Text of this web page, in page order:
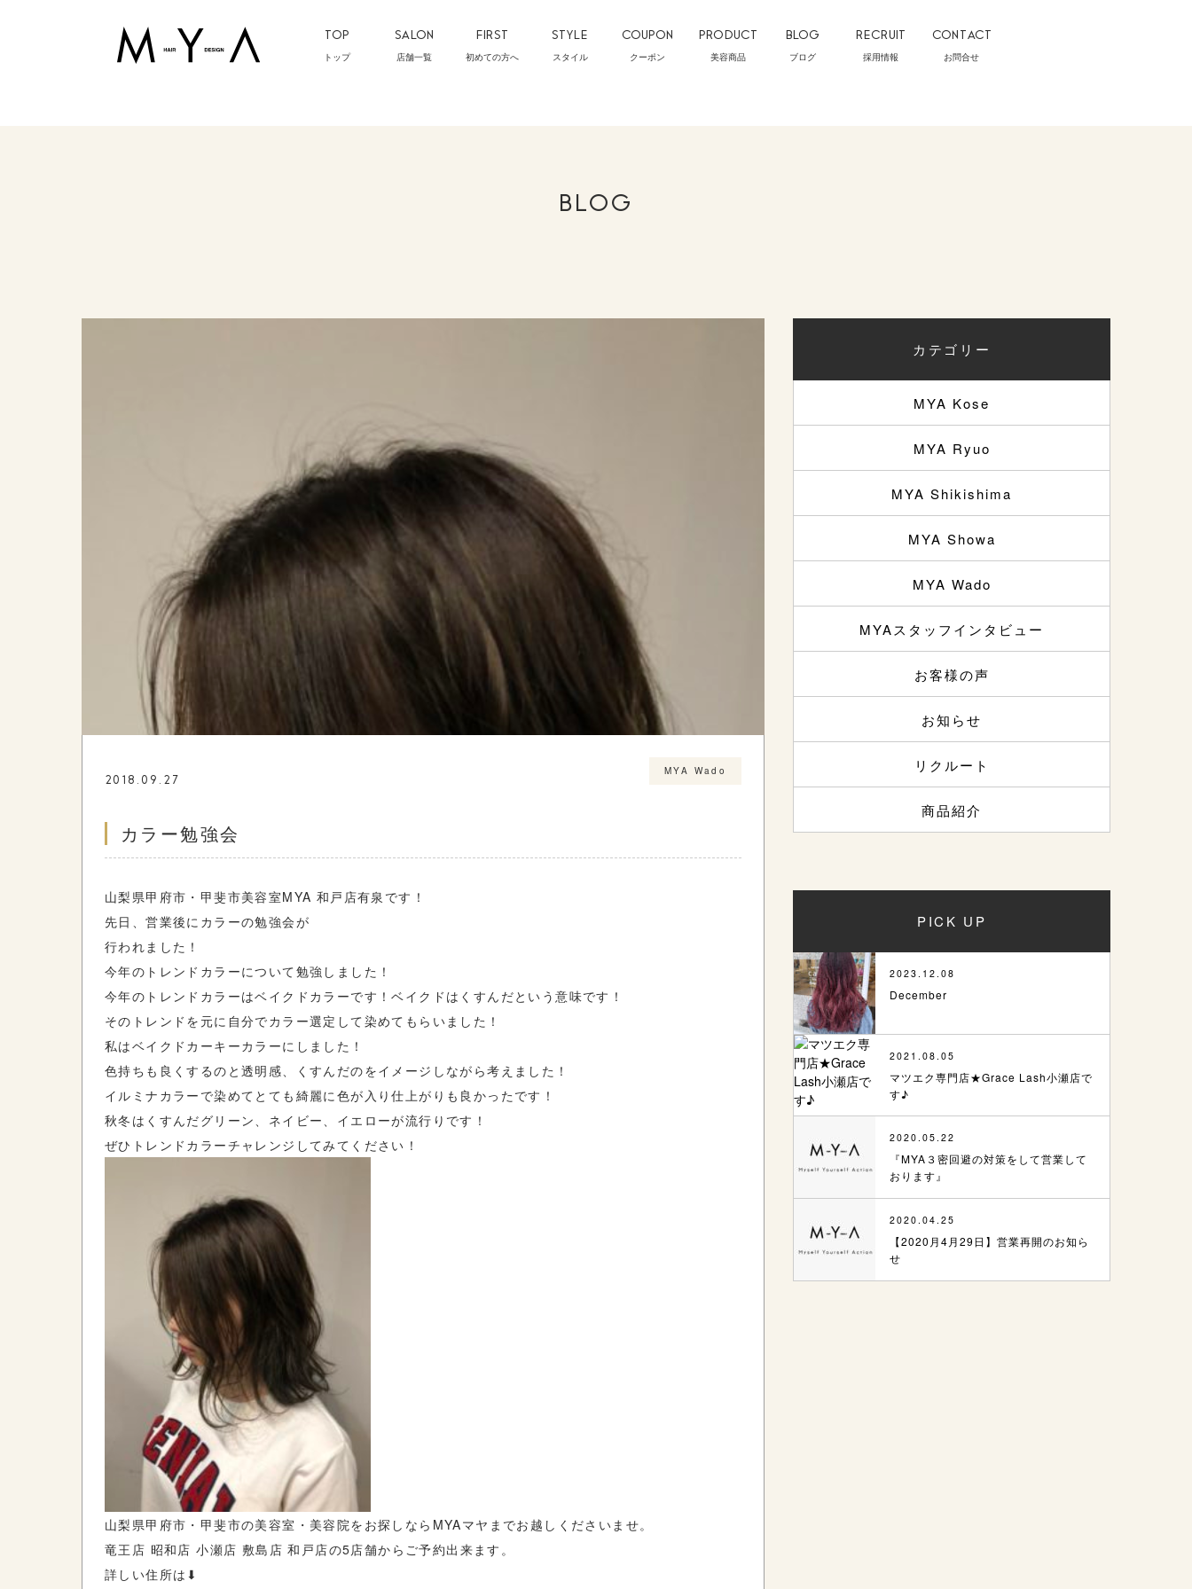
TOP
トップ
SALON
店舗一覧
FIRST
初めての方へ
STYLE
スタイル
COUPON
クーポン
PRODUCT
美容商品
BLOG
ブログ
RECRUIT
採用情報
CONTACT
お問合せ
BLOG
2018.09.27
MYA Wado
カラー勉強会
山梨県甲府市・甲斐市美容室MYA 和戸店有泉です！
先日、営業後にカラーの勉強会が
行われました！
今年のトレンドカラーについて勉強しました！
今年のトレンドカラーはベイクドカラーです！ベイクドはくすんだという意味です！
そのトレンドを元に自分でカラー選定して染めてもらいました！
私はベイクドカーキーカラーにしました！
色持ちも良くするのと透明感、くすんだのをイメージしながら考えました！
イルミナカラーで染めてとても綺麗に色が入り仕上がりも良かったです！
秋冬はくすんだグリーン、ネイビー、イエローが流行りです！
ぜひトレンドカラーチャレンジしてみてください！
山梨県甲府市・甲斐市の美容室・美容院をお探しならMYAマヤまでお越しくださいませ。
竜王店 昭和店 小瀬店 敷島店 和戸店の5店舗からご予約出来ます。
詳しい住所は⬇︎
カテゴリー
MYA Kose
MYA Ryuo
MYA Shikishima
MYA Showa
MYA Wado
MYAスタッフインタビュー
お客様の声
お知らせ
リクルート
商品紹介
PICK UP
2023.12.08
December
2021.08.05
マツエク専門店★Grace Lash小瀬店で
す♪
2020.05.22
『MYA３密回避の対策をして営業して
おります』
2020.04.25
【2020月4月29日】営業再開のお知ら
せ